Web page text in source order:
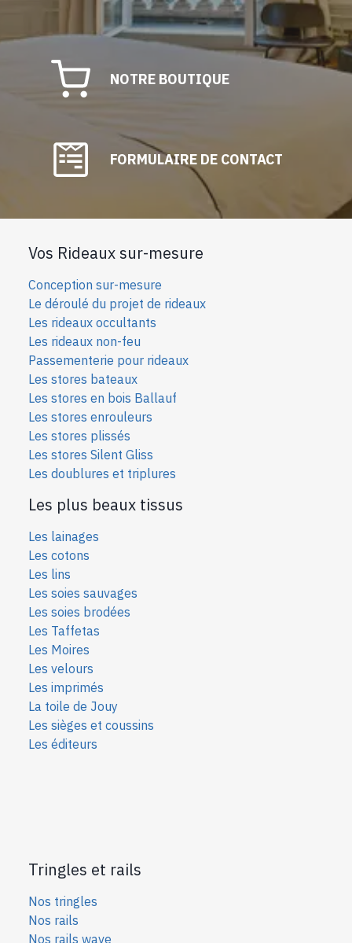
NOTRE BOUTIQUE
FORMULAIRE DE CONTACT
Vos Rideaux sur-mesure
Conception sur-mesure
Le déroulé du projet de rideaux
Les rideaux occultants
Les rideaux non-feu
Passementerie pour rideaux
Les stores bateaux
Les stores en bois Ballauf
Les stores enrouleurs
Les stores plissés
Les stores Silent Gliss
Les doublures et triplures
Les plus beaux tissus
Les lainages
Les cotons
Les lins
Les soies sauvages
Les soies brodées
Les Taffetas
Les Moires
Les velours
Les imprimés
La toile de Jouy
Les sièges et coussins
Les éditeurs
Tringles et rails
Nos tringles
Nos rails
Nos rails wave